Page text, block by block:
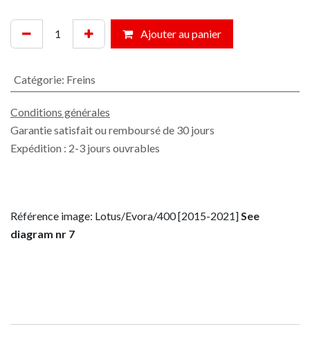
Ajouter au panier
Catégorie: Freins
Conditions générales
Garantie satisfait ou remboursé de 30 jours
Expédition : 2-3 jours ouvrables
Référence image: Lotus/Evora/400 [2015-2021] See
diagram nr 7